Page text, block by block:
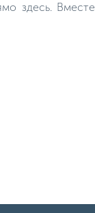
здесь. Вместе